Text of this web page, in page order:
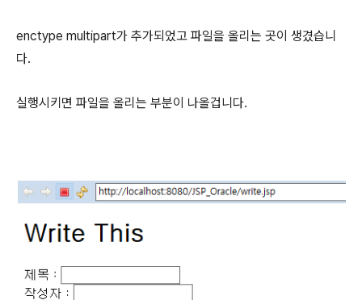
enctype multipart가 추가되었고 파일을 올리는 곳이 생겼습니
다.
실행시키면 파일을 올리는 부분이 나올겁니다.